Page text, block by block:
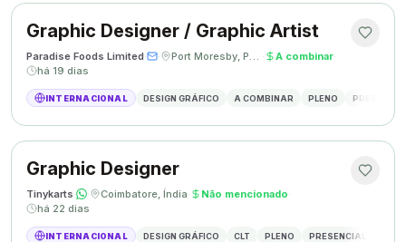
Graphic Designer / Graphic Artist
Paradise Foods Limited· · Port Moresby, Papua Nova Guiné · A combinar·
há 19 dias
INTERNACIONAL DESIGN GRÁFICO A COMBINAR PLENO
Graphic Designer
Tinykarts· · Coimbatore, Índia· Não mencionado·
há 22 dias
INTERNACIONAL DESIGN GRÁFICO CLT PLENO PRESENCIAL